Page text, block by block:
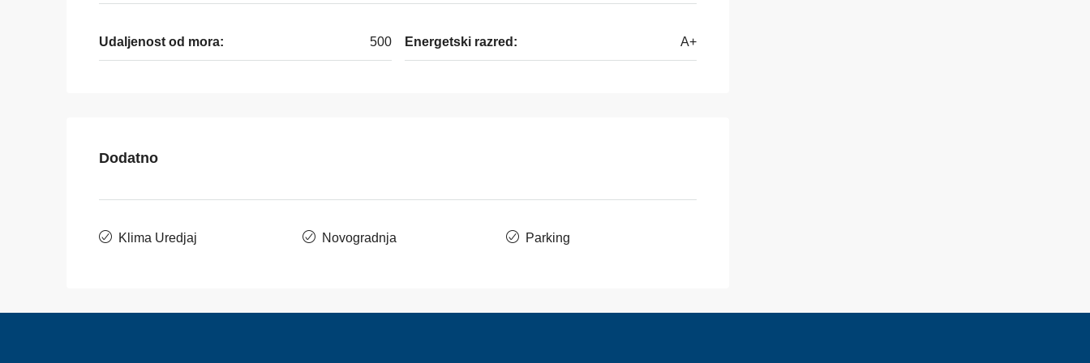
Udaljenost od mora: 500 Energetski razred: A+
Dodatno
Klima Uredjaj Novogradnja Parking